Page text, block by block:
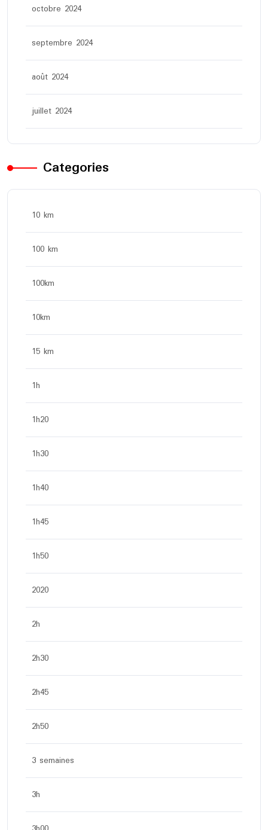
octobre 2024
septembre 2024
août 2024
juillet 2024
Categories
10 km
100 km
100km
10km
15 km
1h
1h20
1h30
1h40
1h45
1h50
2020
2h
2h30
2h45
2h50
3 semaines
3h